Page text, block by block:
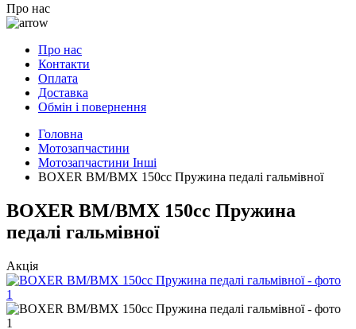
Про нас
Про нас
Контакти
Оплата
Доставка
Обмін і повернення
Головна
Мотозапчастини
Мотозапчастини Інші
BOXER BM/ВМX 150cc Пружина педалі гальмівної
BOXER BM/ВМX 150cc Пружина
педалі гальмівної
Акція